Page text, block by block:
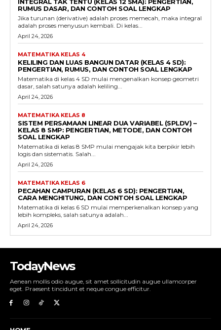
RUMUS DASAR, DAN CONTOH SOAL LENGKAP
Jika turunan (derivative) adalah proses memecah, maka integral
adalah proses menyusun kembali. Di kelas...
April 24, 2026
MATEMATIKA KELAS 4
KELILING DAN LUAS BANGUN DATAR (KELAS 4 SD):
PENGERTIAN, RUMUS, DAN CONTOH SOAL LENGKAP
Matematika di kelas 4 SD mulai mengenalkan konsep geometri
dasar, salah satunya adalah keliling...
April 24, 2026
MATEMATIKA KELAS 8
SISTEM PERSAMAAN LINEAR DUA VARIABEL (SPLDV) –
KELAS 8 SMP: PENGERTIAN, METODE, DAN CONTOH
SOAL LENGKAP
Matematika di kelas 8 SMP mulai mengajak kita berpikir lebih
logis dan sistematis. Salah...
April 24, 2026
MATEMATIKA KELAS 6
PECAHAN CAMPURAN (KELAS 6 SD): PENGERTIAN,
CARA MENGHITUNG, DAN CONTOH SOAL LENGKAP
Matematika di kelas 6 SD mulai memperkenalkan konsep yang
lebih kompleks, salah satunya adalah...
April 24, 2026
TodayNews
Aenean mollis odio augue, sit amet sollicitudin augue ullamcorper
eget. Praesent tincidunt et neque congue efficitur.